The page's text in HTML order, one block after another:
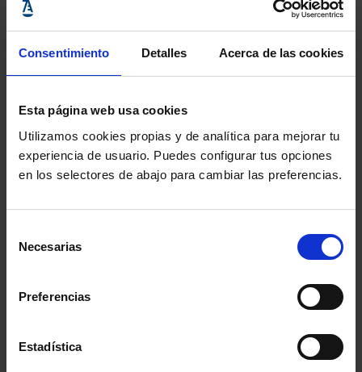
Consentimiento Detalles Acerca de las cookies
Esta página web usa cookies
Utilizamos cookies propias y de analítica para mejorar tu
experiencia de usuario. Puedes configurar tus opciones
en los selectores de abajo para cambiar las preferencias.
Necesarias
Preferencias
Estadística
General del Poder Judicial, Tribunal Supremo, Tribunal
Constitucional, Consejo de Estado, Fiscalía, Audiencias,
Parlamentarios, Rectores de Universidad, Letrados y
Procuradores de los más prestigiosos despachos,
máximos representantes de la Universidad, de la
política, así como de la sociedad y del mundo
empresarial.
, presidente de
Grupo Pelayo, convocará la XXV Edición del Premio
Comparte: